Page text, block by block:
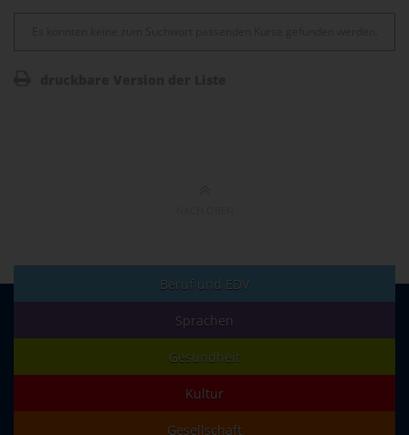
Beruf und EDV
Sprachen
Gesundheit
Kultur
Gesellschaft